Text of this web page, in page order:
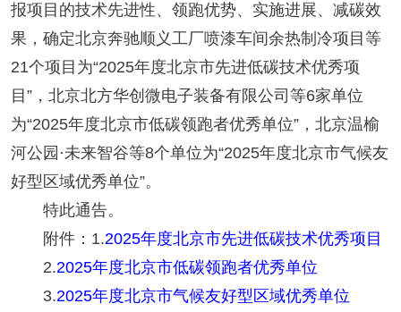
报项目的技术先进性、领跑优势、实施进展、减碳效
果，确定北京奔驰顺义工厂喷漆车间余热制冷项目等
21个项目为“2025年度北京市先进低碳技术优秀项
目”，北京北方华创微电子装备有限公司等6家单位
为“2025年度北京市低碳领跑者优秀单位”，北京温榆
河公园·未来智谷等8个单位为“2025年度北京市气候友
好型区域优秀单位”。
特此通告。
附件：1.2025年度北京市先进低碳技术优秀项目
2.2025年度北京市低碳领跑者优秀单位
3.2025年度北京市气候友好型区域优秀单位